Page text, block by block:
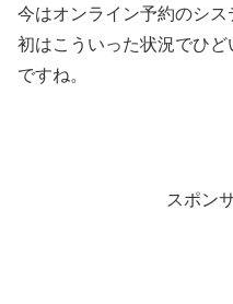
今はオンライン予約のシ
初はこういった状況でひ
ですね。
スポン